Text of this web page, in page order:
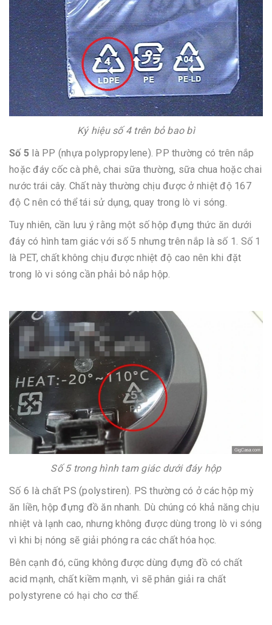
Ký hiệu số 4 trên bỏ bao bì
Số 5 là PP (nhựa polypropylene). PP thường có trên nắp
hoặc đáy cốc cà phê, chai sữa thường, sữa chua hoặc chai
nước trái cây. Chất này thường chịu được ở nhiệt độ 167
độ C nên có thể tái sử dụng, quay trong lò vi sóng.
Tuy nhiên, cần lưu ý rằng một số hộp đựng thức ăn dưới
đáy có hình tam giác với số 5 nhưng trên nắp là số 1. Số 1
là PET, chất không chịu được nhiệt độ cao nên khi đặt
trong lò vi sóng cần phải bỏ nắp hộp.
Số 5 trong hình tam giác dưới đáy hộp
Số 6 là chất PS (polystiren). PS thường có ở các hộp mỳ
ăn liền, hộp đựng đồ ăn nhanh. Dù chúng có khả năng chịu
nhiệt và lạnh cao, nhưng không được dùng trong lò vi sóng
vì khi bị nóng sẽ giải phóng ra các chất hóa học.
Bên cạnh đó, cũng không được dùng đựng đồ có chất
acid mạnh, chất kiềm mạnh, vì sẽ phân giải ra chất
polystyrene có hại cho cơ thể.